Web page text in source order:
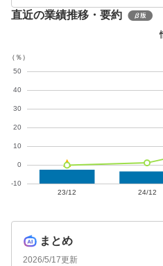
益24.4億円(同49.5%増)と増
期予想も増収増益を見込ん
直近の業績推移・要約
まとめ
2026/5/17更新